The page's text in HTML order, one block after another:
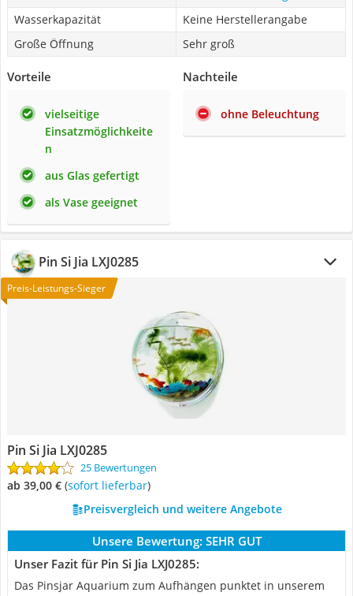
Wasserkapazität
Keine Herstellerangabe
Große Öffnung
Sehr groß
Vorteile
vielseitige
Einsatzmöglichkeite
n
aus Glas gefertigt
als Vase geeignet
Nachteile
ohne Beleuchtung
Pin Si Jia LXJ0285
Preis-Leistungs-Sieger
Pin Si Jia LXJ0285
25 Bewertungen
ab 39,00 € ( Sofort lieferbar)
Preisvergleich und weitere Angebote
Unsere Bewertung: SEHR GUT
Unser Fazit für Pin Si Jia LXJ0285:
Das Pinsjar Aquarium zum Aufhängen punktet in unserem